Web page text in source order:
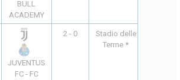
BULL
ACADEMY
JUVENTUS
FC - FC
2 - 0
Stadio delle
Terme *